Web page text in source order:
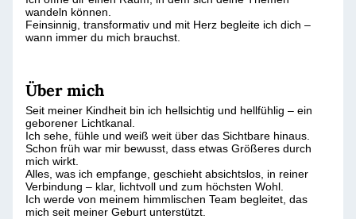
wandeln können.
Feinsinnig, transformativ und mit Herz begleite ich dich –
wann immer du mich brauchst.
Über mich
Seit meiner Kindheit bin ich hellsichtig und hellfühlig – ein
geborener Lichtkanal.
Ich sehe, fühle und weiß weit über das Sichtbare hinaus.
Schon früh war mir bewusst, dass etwas Größeres durch
mich wirkt.
Alles, was ich empfange, geschieht absichtslos, in reiner
Verbindung – klar, lichtvoll und zum höchsten Wohl.
Ich werde von meinem himmlischen Team begleitet, das
mich seit meiner Geburt unterstützt.